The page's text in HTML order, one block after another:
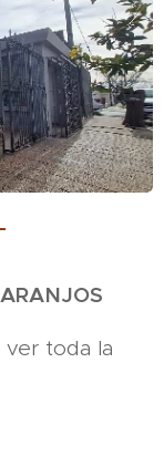
ver toda la